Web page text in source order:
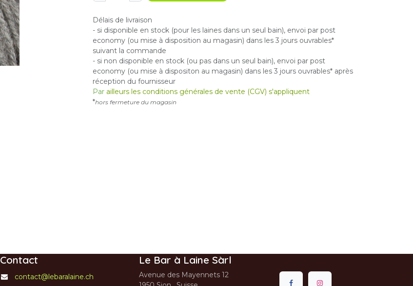
Délais de livraison
- si disponible en stock (pour les laines dans un seul bain), envoi par post
economy (ou mise à disposition au magasin) dans les 3 jours ouvrables*
suivant la commande
- si non disponible en stock (ou pas dans un seul bain), envoi par post
economy (ou mise à dispositon au magasin) dans les 3 jours ouvrables* après
réception du fournisseur
Par ailleurs les conditions générales de vente (CGV) s'appliquent
*hors fermeture du magasin
Contact
contact@lebaralaine.ch
Le Bar à Laine Sàrl
Avenue des Mayennets 12